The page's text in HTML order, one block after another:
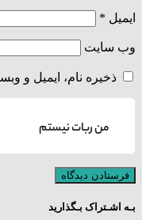
ایمیل *
وب‌ سایت
ذخیره نام، ایمیل و
من ربات نیستم
بـه اشـتراک بـگذارید